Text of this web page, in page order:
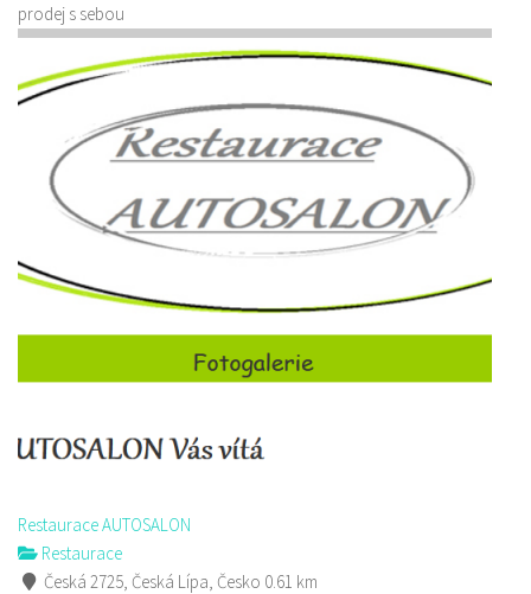
prodej s sebou
Restaurace AUTOSALON
Restaurace
Česká 2725, Česká Lípa, Česko 0.61 km